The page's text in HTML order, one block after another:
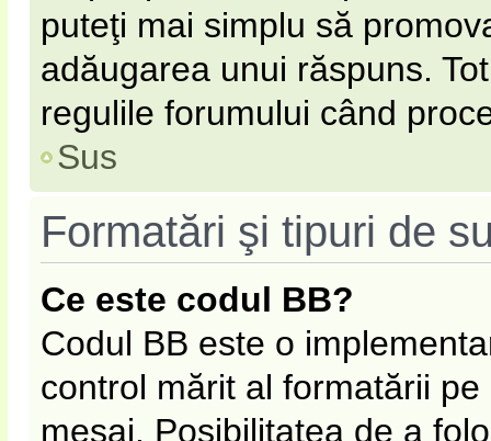
puteţi mai simplu să
adăugarea unui răspuns.
regulile forumului când
Sus
Formatări şi tipuri de
Ce este codul BB?
Codul BB este o
control mărit al formatării
mesaj. Posibilitatea de a